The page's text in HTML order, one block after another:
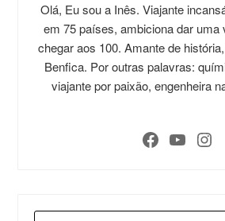
Olá, Eu sou a Inês. Viajante
em 75 países, ambiciona dar uma
chegar aos 100. Amante de
Benfica. Por outras palavras:
viajante por paixão, engenheira